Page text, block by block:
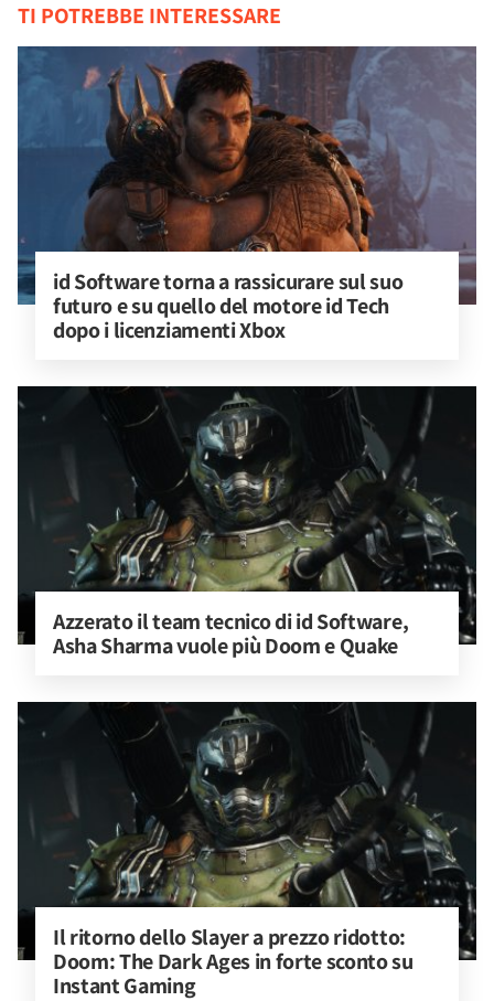
TI POTREBBE INTERESSARE
id Software torna a rassicurare sul suo
futuro e su quello del motore id Tech
dopo i licenziamenti Xbox
Azzerato il team tecnico di id Software,
Asha Sharma vuole più Doom e Quake
Il ritorno dello Slayer a prezzo ridotto:
Doom: The Dark Ages in forte sconto su
Instant Gaming